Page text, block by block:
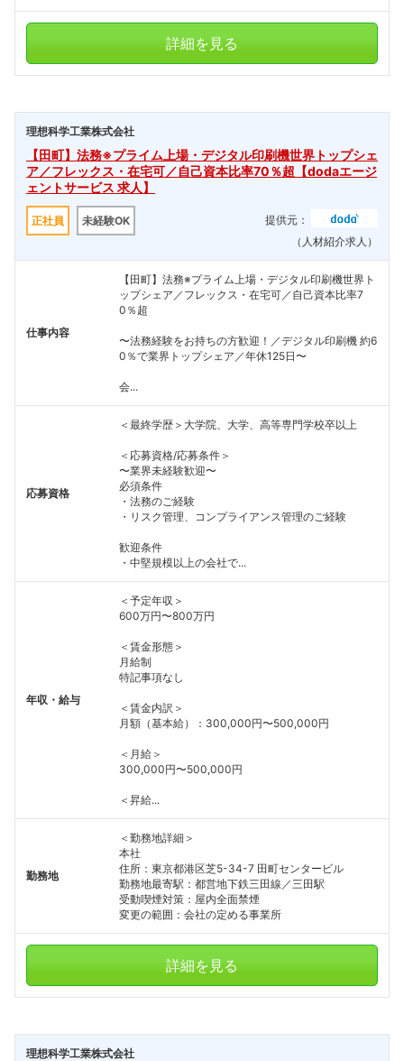
詳細を見る
理想科学工業株式会社
【田町】法務※プライム上場・デジタル印刷機世界トップシェ
ア／フレックス・在宅可／自己資本比率70％超【dodaエージ
ェントサービス 求人】
正社員 未経験OK
提供元：
（人材紹介求人）
仕事内容
【田町】法務※プライム上場・デジタル印刷機世界ト
ップシェア／フレックス・在宅可／自己資本比率7
0％超
〜法務経験をお持ちの方歓迎！／デジタル印刷機 約6
0％で業界トップシェア／年休125日〜
会...
応募資格
＜最終学歴＞大学院、大学、高等専門学校卒以上
＜応募資格/応募条件＞
〜業界未経験歓迎〜
必須条件
・法務のご経験
・リスク管理、コンプライアンス管理のご経験
歓迎条件
・中堅規模以上の会社で...
年収・給与
＜予定年収＞
600万円〜800万円
＜賃金形態＞
月給制
特記事項なし
＜賃金内訳＞
月額（基本給）：300,000円〜500,000円
＜月給＞
300,000円〜500,000円
＜昇給...
勤務地
＜勤務地詳細＞
本社
住所：東京都港区芝5-34-7 田町センタービル
勤務地最寄駅：都営地下鉄三田線／三田駅
受動喫煙対策：屋内全面禁煙
変更の範囲：会社の定める事業所
詳細を見る
理想科学工業株式会社